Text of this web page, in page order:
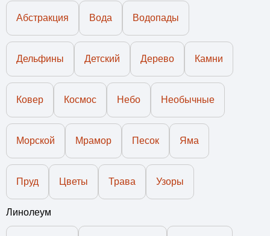
Абстракция Вода Водопады
Дельфины Детский Дерево Камни
Ковер Космос Небо Необычные
Морской Мрамор Песок Яма
Пруд Цветы Трава Узоры
Линолеум